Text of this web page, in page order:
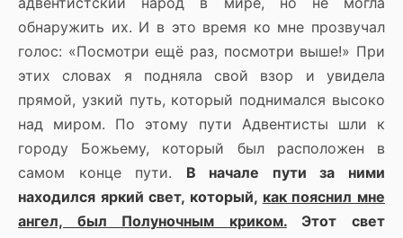
обнаружить их. И в это время ко мне прозвучал
голос: «Посмотри ещё раз, посмотри выше!» При
этих словах я подняла свой взор и увидела
прямой, узкий путь, который поднимался высоко
над миром. По этому пути Адвентисты шли к
городу Божьему, который был расположен в
самом конце пути. В начале пути за ними
находился яркий свет, который, как пояснил мне
ангел, был Полуночным криком.Этот свет